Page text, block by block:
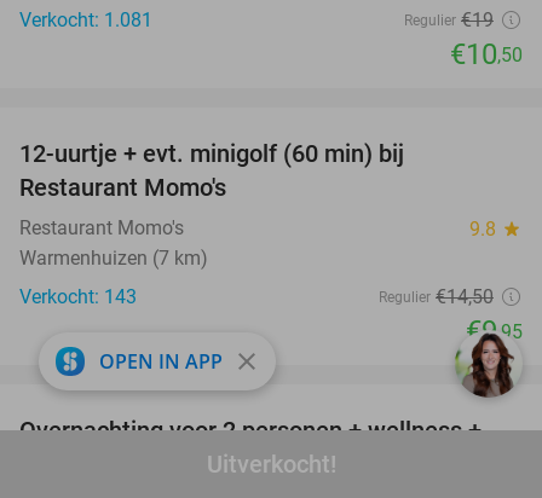
Uitverkocht!
Verkocht: 1.081
Regulier €19
€10,50
12-uurtje + evt. minigolf (60 min) bij
Restaurant Momo's
Restaurant Momo's 9.8 star
Warmenhuizen (7 km)
Verkocht: 143
Regulier €14,50
€9,95
66%
favorite_border
Overnachting voor 2 personen + wellness +
ontbijt + late check-out in het Waddengebied
OPEN IN APP close